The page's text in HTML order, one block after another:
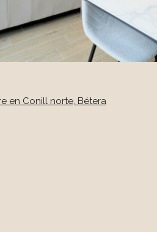
en Conill norte, Bétera